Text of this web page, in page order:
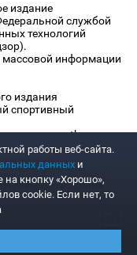
издание
службой
технологий
массовой информации
издания
спортивный
«www.sportbox.ru»:
издания
сетевого издания
работы веб-сайта.
данных и
на кнопку «Хорошо»,
cookie. Если нет, то